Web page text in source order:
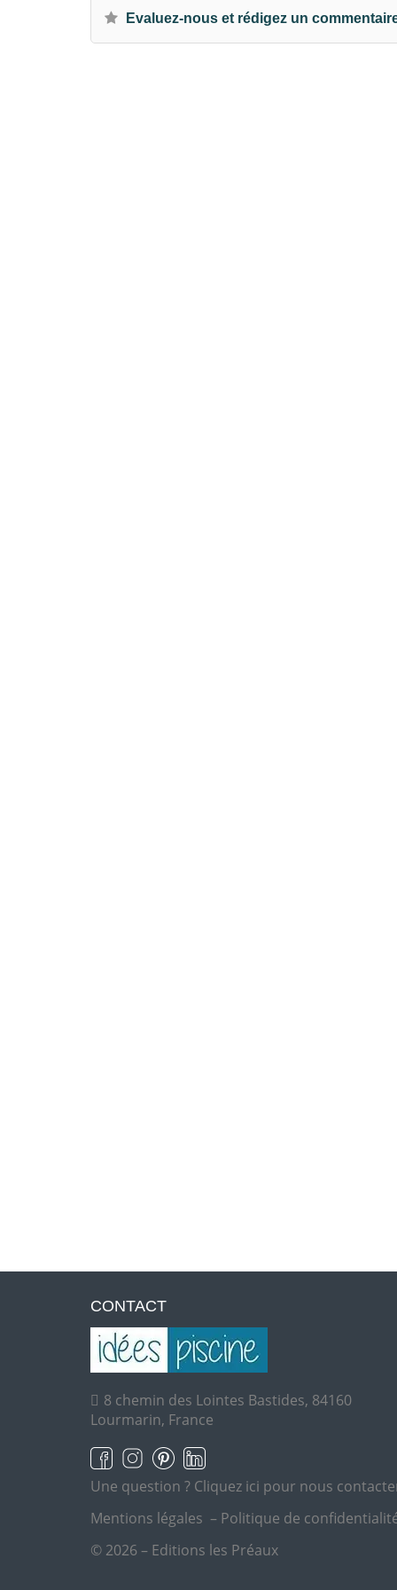
Evaluez-nous et rédigez un
CONTACT
8 chemin des Lointes Bastides, 84160
Lourmarin, France
Une question ? Cliquez ici pour nous
Mentions légales – Politique de
© 2026 – Editions les Préaux